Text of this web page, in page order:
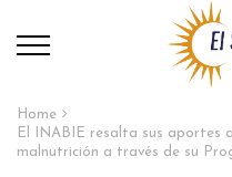
Home
El INABIE resalta sus aportes
malnutrición a través de su